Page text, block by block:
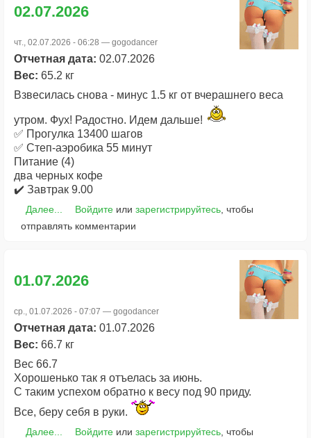
02.07.2026
чт., 02.07.2026 - 06:28 — gogodancer
Отчетная дата: 02.07.2026
Вес: 65.2 кг
Взвесилась снова - минус 1.5 кг от вчерашнего веса
утром. Фух! Радостно. Идем дальше!
✅ Прогулка 13400 шагов
✅ Степ-аэробика 55 минут
Питание (4)
два черных кофе
✔️ Завтрак 9.00
Далее... Войдитеили зарегистрируйтесь, чтобы
отправлять комментарии
01.07.2026
ср., 01.07.2026 - 07:07 — gogodancer
Отчетная дата: 01.07.2026
Вес: 66.7 кг
Вес 66.7
Хорошенько так я отъелась за июнь.
С таким успехом обратно к весу под 90 приду.
Все, беру себя в руки.
Далее... Войдитеили зарегистрируйтесь, чтобы